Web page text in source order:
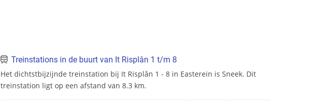
Treinstations in de buurt van It Risplân 1 t/m 8
Het dichtstbijzijnde treinstation bij It Risplân 1 - 8 in Easterein is Sneek. Dit
treinstation ligt op een afstand van 8.3 km.